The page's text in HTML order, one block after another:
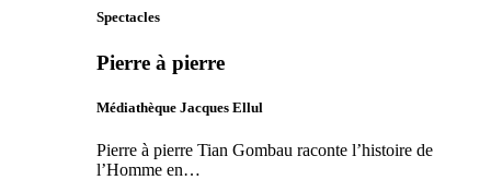
Spectacles
Pierre à pierre
Médiathèque Jacques Ellul
Pierre à pierre Tian Gombau raconte l’histoire de
l’Homme en…